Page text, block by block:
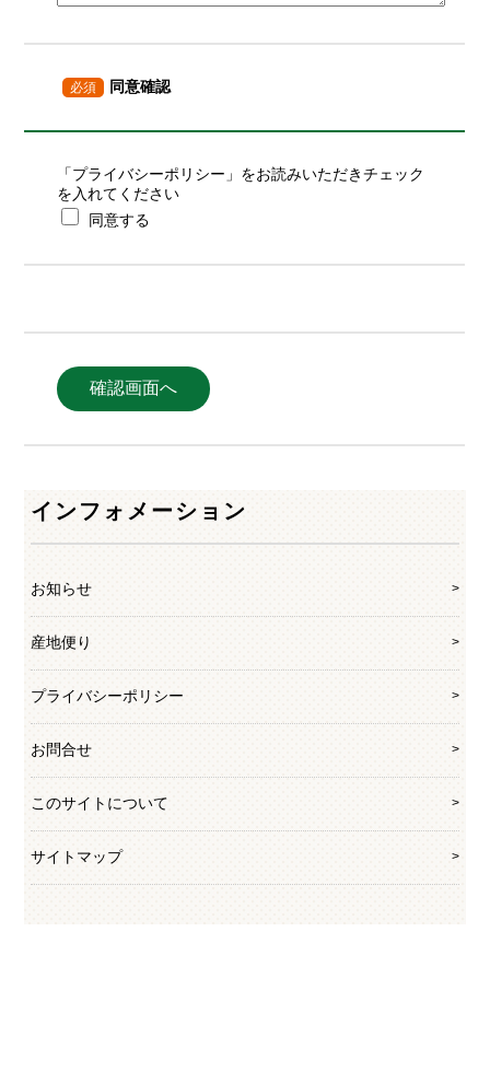
必須 同意確認
「プライバシーポリシー 」をお読みいただきチェック
を入れてください
同意する
インフォメーション
お知らせ
産地便り
プライバシーポリシー
お問合せ
このサイトについて
サイトマップ